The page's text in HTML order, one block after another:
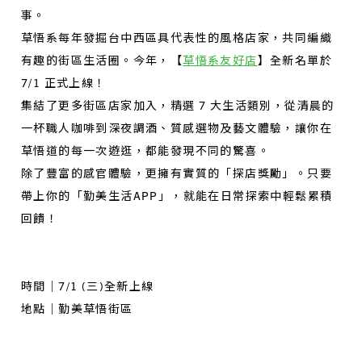
事。
草悟系每年發掘台中西區具代表性的風格店家，共同編織
有趣的街區生活圈。今年，【草悟系友好店】全新名單於
7/1 正式上線！
集結了更多街區店家加入，精選 7 大生活類別，從清晨的
一杯職人咖啡到深夜調酒、質感選物及藝文體驗，讓你在
草悟道的每一次遊逛，都能發現不同的驚喜。
除了豐富的感官體驗，更擁有實質的「探店獎勵」。只要
帶上你的「勤美生活APP」，就能在日常探索中輕鬆累積
回饋！
時間｜7/1 (三)全新上線
地點｜勤美草悟街區